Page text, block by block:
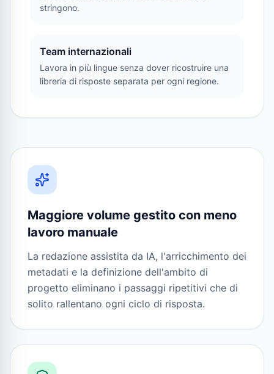
stringono.
Team internazionali
Lavora in più lingue senza dover ricostruire una
libreria di risposte separata per ogni regione.
Maggiore volume gestito con meno
lavoro manuale
La redazione assistita da IA, l'arricchimento dei
metadati e la definizione dell'ambito di
progetto eliminano i passaggi ripetitivi che di
solito rallentano ogni ciclo di risposta.